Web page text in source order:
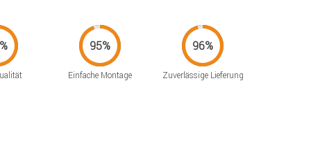
Einfache Montage Zuverlässige Lieferung